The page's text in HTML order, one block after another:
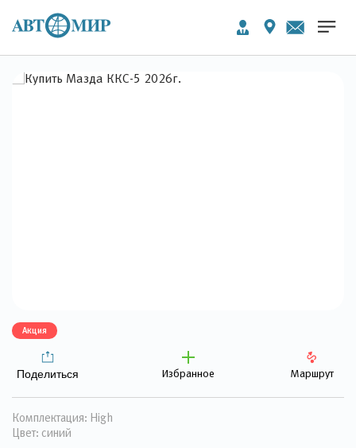
Акция
Поделиться Избранное Маршрут
Комплектация: High
Цвет: синий